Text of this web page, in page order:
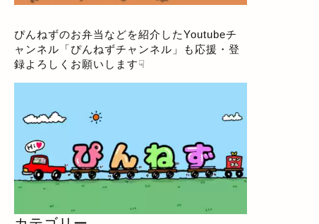
ぴんねずのお弁当などを紹介したYoutubeチ
ャンネル「ぴんねずチャンネル 」も応援・登
録よろしくお願いします☟